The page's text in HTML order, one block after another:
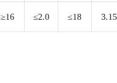
≥16 ≤2.0 ≤18 3.15